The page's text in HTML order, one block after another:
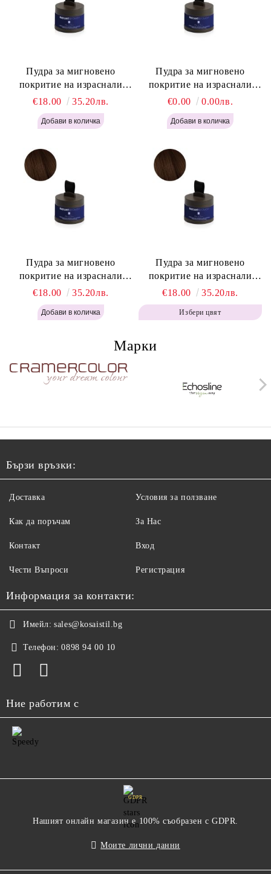
Пудра за мигновено
покритие на израснали
корени Русо - Labor Pro
Instant Retouch Powder -
Blonde H645
€18.00 35.20лв.
Пудра за мигновено
покритие на израснали
корени Светло Кафяво -
Labor Pro Instant Retouch
Powder - Light Brown H644
€0.00 0.00лв.
Пудра за мигновено
покритие на израснали
корени Топло Кафяво -
Labor Pro Instant Retouch
Powder - Warm Brown H643
€18.00 35.20лв.
Пудра за мигновено
покритие на израснали
корени Кафяво - Labor Pro
Instant Retouch Powder -
Brown H642
€18.00 35.20лв.
Избери цвят
Марки
Бързи връзки:
Доставка
Как да поръчам
Контакт
Чести Въпроси
Условия за ползване
За Нас
Вход
Регистрация
Информация за контакти:
Имейл: sales@kosaistil.bg
Телефон: 0898 94 00 10
Ние работим с
GDPR
Нашият онлайн магазин е 100% съобразен с GDPR.
Моите лични данни